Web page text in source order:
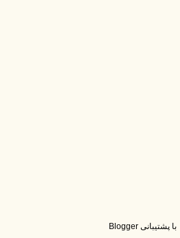
‏با پشتیبانی Blogger